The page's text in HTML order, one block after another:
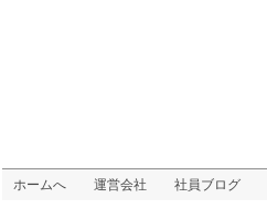
ホームへ 運営会社 社員ブログ